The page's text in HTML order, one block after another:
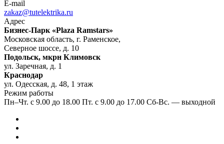
E-mail
zakaz@tutelektrika.ru
Адрес
Бизнес-Парк «Plaza Ramstars»
Московская область, г. Раменское,
Северное шоссе, д. 10
Подольск, мкрн Климовск
ул. Заречная, д. 1
Краснодар
ул. Одесская, д. 48, 1 этаж
Режим работы
Пн–Чт. с 9.00 до 18.00 Пт. с 9.00 до 17.00 Сб-Вс. — выходной